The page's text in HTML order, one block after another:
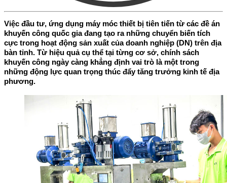
Việc đầu tư, ứng dụng máy móc thiết bị tiên tiến từ các đề án
khuyến công quốc gia đang tạo ra những chuyển biến tích
cực trong hoạt động sản xuất của doanh nghiệp (DN) trên địa
bàn tỉnh. Từ hiệu quả cụ thể tại từng cơ sở, chính sách
khuyến công ngày càng khẳng định vai trò là một trong
những động lực quan trọng thúc đẩy tăng trưởng kinh tế địa
phương.